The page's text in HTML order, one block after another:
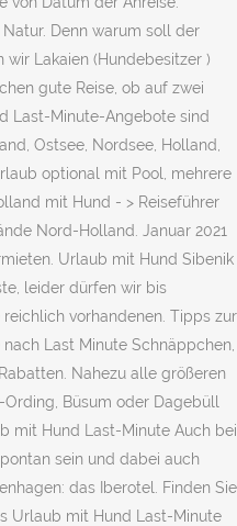
Denn warum soll der
Lakaien (Hundebesitzer )
gute Reise, ob auf zwei
Last-Minute-Angebote sind
Ostsee, Nordsee, Holland,
optional mit Pool, mehrere
mit Hund - > Reiseführer
Nord-Holland. Januar 2021
Urlaub mit Hund Sibenik
leider dürfen wir bis
vorhandenen. Tipps zur
Last Minute Schnäppchen,
Nahezu alle größeren
Büsum oder Dagebüll
mit Hund Last-Minute Auch bei
sein und dabei auch
das Iberotel. Finden Sie
Urlaub mit Hund Last-Minute